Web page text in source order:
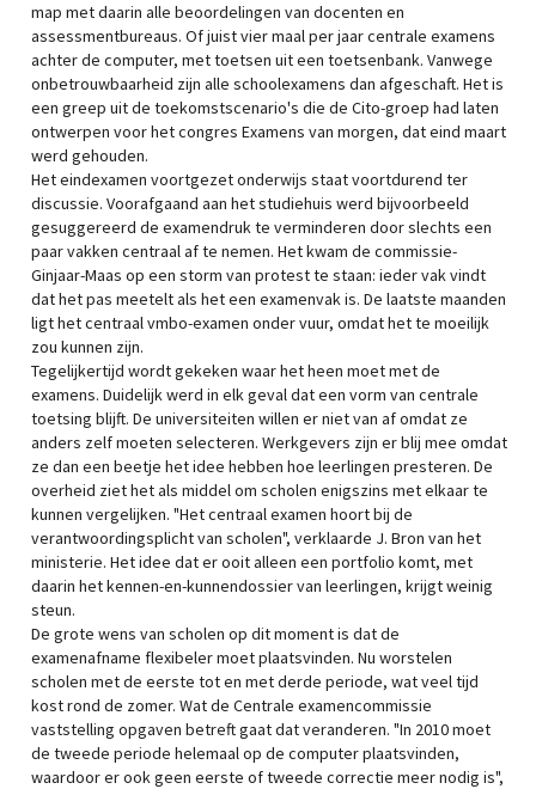
map met daarin alle beoordelingen van docenten en
assessmentbureaus. Of juist vier maal per jaar centrale examens
achter de computer, met toetsen uit een toetsenbank. Vanwege
onbetrouwbaarheid zijn alle schoolexamens dan afgeschaft. Het is
een greep uit de toekomstscenario's die de Cito-groep had laten
ontwerpen voor het congres Examens van morgen, dat eind maart
werd gehouden.
Het eindexamen voortgezet onderwijs staat voortdurend ter
discussie. Voorafgaand aan het studiehuis werd bijvoorbeeld
gesuggereerd de examendruk te verminderen door slechts een
paar vakken centraal af te nemen. Het kwam de commissie-
Ginjaar-Maas op een storm van protest te staan: ieder vak vindt
dat het pas meetelt als het een examenvak is. De laatste maanden
ligt het centraal vmbo-examen onder vuur, omdat het te moeilijk
zou kunnen zijn.
Tegelijkertijd wordt gekeken waar het heen moet met de
examens. Duidelijk werd in elk geval dat een vorm van centrale
toetsing blijft. De universiteiten willen er niet van af omdat ze
anders zelf moeten selecteren. Werkgevers zijn er blij mee omdat
ze dan een beetje het idee hebben hoe leerlingen presteren. De
overheid ziet het als middel om scholen enigszins met elkaar te
kunnen vergelijken. "Het centraal examen hoort bij de
verantwoordingsplicht van scholen", verklaarde J. Bron van het
ministerie. Het idee dat er ooit alleen een portfolio komt, met
daarin het kennen-en-kunnendossier van leerlingen, krijgt weinig
steun.
De grote wens van scholen op dit moment is dat de
examenafname flexibeler moet plaatsvinden. Nu worstelen
scholen met de eerste tot en met derde periode, wat veel tijd
kost rond de zomer. Wat de Centrale examencommissie
vaststelling opgaven betreft gaat dat veranderen. "In 2010 moet
de tweede periode helemaal op de computer plaatsvinden,
waardoor er ook geen eerste of tweede correctie meer nodig is",